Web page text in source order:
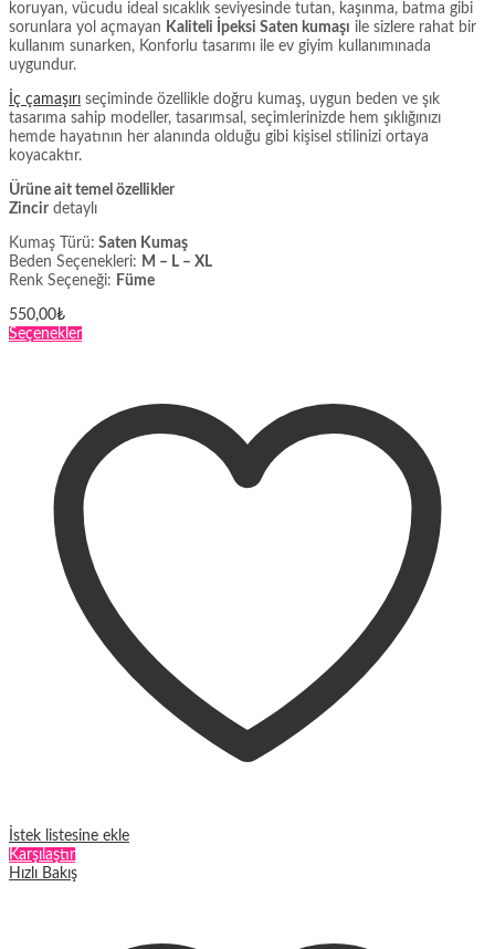
koruyan, vücudu ideal sıcaklık seviyesinde tutan, kaşınma, batma gibi
sorunlara yol açmayan Kaliteli İpeksi Saten kumaşı ile sizlere rahat bir
kullanım sunarken, Konforlu tasarımı ile ev giyim kullanımınada
uygundur.
İç çamaşırı seçiminde özellikle doğru kumaş, uygun beden ve şık
tasarıma sahip modeller, tasarımsal, seçimlerinizde hem şıklığınızı
hemde hayatının her alanında olduğu gibi kişisel stilinizi ortaya
koyacaktır.
Ürüne ait temel özellikler
Zincir detaylı
Kumaş Türü: Saten Kumaş
Beden Seçenekleri: M – L – XL
Renk Seçeneği: Füme
550,00₺
SeçeneklerBu
varyasyonu
var.
Seçenekler
ürün
sayfasından
seçilebilir
İstek listesine ekle
Karşılaştır
Hızlı Bakış